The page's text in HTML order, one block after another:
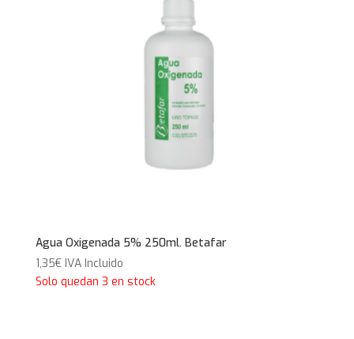
Agua Oxigenada 5% 250ml. Betafar
1,35€ IVA Incluido
Solo quedan 3 en stock